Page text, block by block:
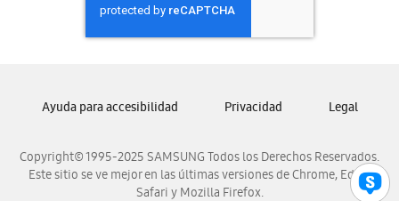
Samsung Nicaragua
Samsung Panamá
Samsung Venezuela
Copyright© 1995-2025 SAMSUNG Todos los Derechos Reservados.
Este sitio se ve mejor en las últimas versiones de Chrome, Edge,
Safari y Mozilla Firefox.
Ayuda para accesibilidad Privacidad Legal